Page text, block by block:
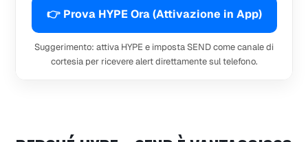
👉 Prova HYPE Ora (Attivazione in App)
Suggerimento: attiva HYPE e imposta SEND come canale di
cortesia per ricevere alert direttamente sul telefono.